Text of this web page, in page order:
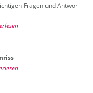
Fra­gen und Ant­wor­